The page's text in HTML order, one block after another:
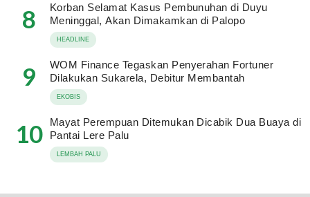
8
Korban Selamat Kasus Pembunuhan di Duyu
Meninggal, Akan Dimakamkan di Palopo
HEADLINE
9
WOM Finance Tegaskan Penyerahan Fortuner
Dilakukan Sukarela, Debitur Membantah
EKOBIS
10
Mayat Perempuan Ditemukan Dicabik Dua Buaya di
Pantai Lere Palu
LEMBAH PALU